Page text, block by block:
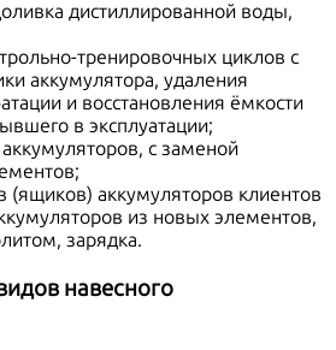
дистиллированной воды,
тренировочных циклов с
аккумулятора, удаления
и восстановления ёмкости
в эксплуатации;
с заменой
(ящиков) аккумуляторов клиентов
из новых элементов,
зарядка.
навесного